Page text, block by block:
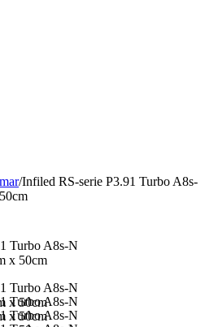
/Infiled RS-serie P3.91 Turbo A8s-